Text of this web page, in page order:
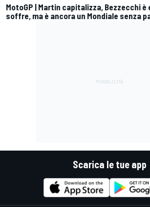
MotoGP | Martin capitalizza, Bezzecchi è
soffre, ma è ancora un Mondiale senza
Scarica le tue app